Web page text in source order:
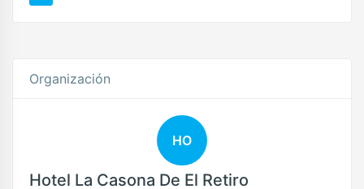
Organización
HO
Hotel La Casona De El Retiro